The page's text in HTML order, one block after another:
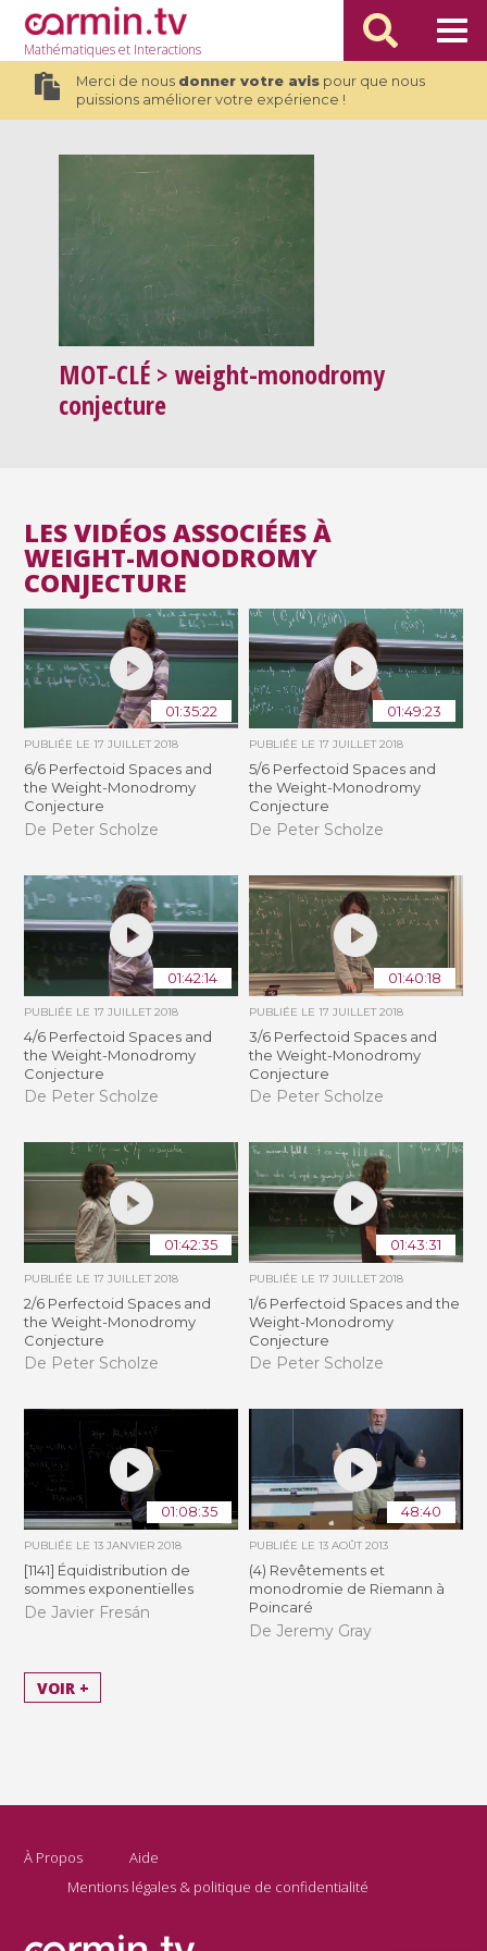
Mathématiqueset Interactions
Merci de nous donner votre avispour que nous
puissions améliorer votre expérience !
MOT-CLÉ > weight-monodromy
conjecture
LES VIDÉOS ASSOCIÉES À
WEIGHT-MONODROMY
CONJECTURE
01:35:22
PUBLIÉE LE17 JUILLET 2018
6/6 Perfectoid Spaces and
the Weight-Monodromy
Conjecture
De Peter Scholze
01:49:23
PUBLIÉE LE 17 JUILLET 2018
5/6 Perfectoid Spaces and
the Weight-Monodromy
Conjecture
De Peter Scholze
01:42:14
PUBLIÉE LE17 JUILLET 2018
4/6 Perfectoid Spaces and
the Weight-Monodromy
Conjecture
De Peter Scholze
01:40:18
PUBLIÉE LE 17 JUILLET 2018
3/6 Perfectoid Spaces and
the Weight-Monodromy
Conjecture
De Peter Scholze
01:42:35
PUBLIÉE LE17 JUILLET 2018
2/6 Perfectoid Spaces and
the Weight-Monodromy
Conjecture
De Peter Scholze
01:43:31
PUBLIÉE LE 17 JUILLET 2018
1/6 Perfectoid Spaces and the
Weight-Monodromy
Conjecture
De Peter Scholze
01:08:35
PUBLIÉE LE13 JANVIER 2018
[1141] Équidistribution de
sommes exponentielles
De Javier Fresán
48:40
PUBLIÉE LE 13 AOÛT 2013
(4) Revêtements et
monodromie de Riemann à
Poincaré
De Jeremy Gray
VOIR +
À Propos
Aide
Mentions légales & politique de confidentialité